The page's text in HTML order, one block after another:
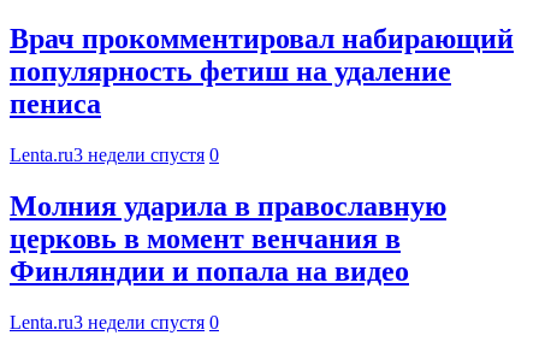
Врач прокомментировал набирающий
популярность фетиш на удаление
пениса
Lenta.ru3 недели спустя 0
Молния ударила в православную
церковь в момент венчания в
Финляндии и попала на видео
Lenta.ru3 недели спустя 0